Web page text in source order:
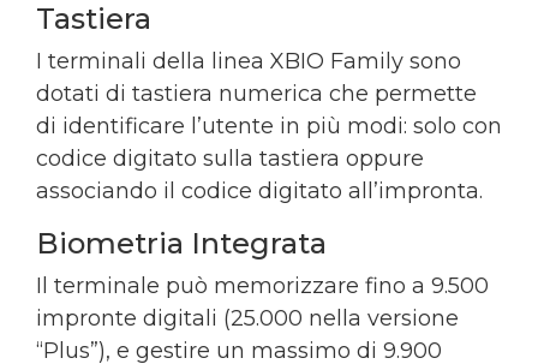
Tastiera
I terminali della linea XBIO Family sono
dotati di tastiera numerica che permette
di identificare l’utente in più modi: solo con
codice digitato sulla tastiera oppure
associando il codice digitato all’impronta.
Biometria Integrata
Il terminale può memorizzare fino a 9.500
impronte digitali (25.000 nella versione
“Plus”), e gestire un massimo di 9.900